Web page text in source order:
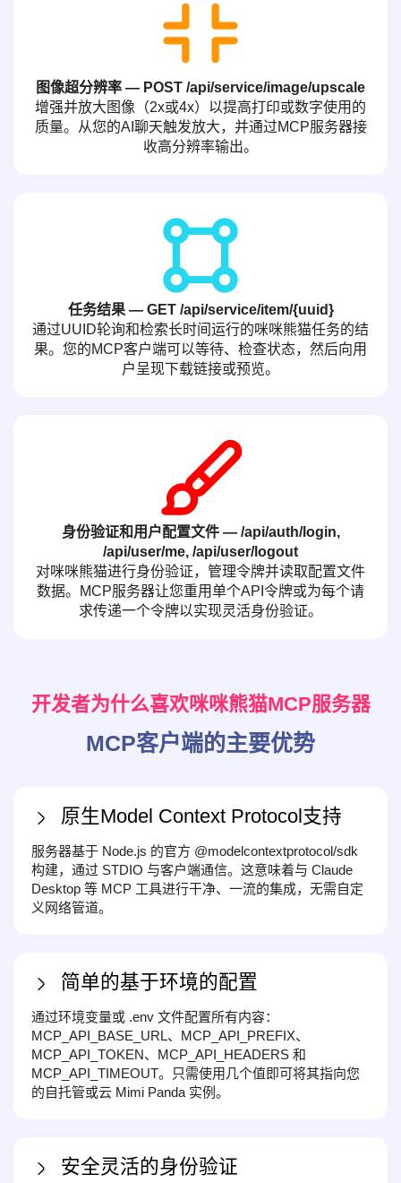
图像超分辨率 — POST /api/service/image/upscale
增强并放大图像（2x或4x）以提高打印或数字使用的
质量。从您的AI聊天触发放大，并通过MCP服务器接
收高分辨率输出。
任务结果 — GET /api/service/item/{uuid}
通过UUID轮询和检索长时间运行的咪咪熊猫任务的结
果。您的MCP客户端可以等待、检查状态，然后向用
户呈现下载链接或预览。
身份验证和用户配置文件 — /api/auth/login,
/api/user/me, /api/user/logout
对咪咪熊猫进行身份验证，管理令牌并读取配置文件
数据。MCP服务器让您重用单个API令牌或为每个请
求传递一个令牌以实现灵活身份验证。
开发者为什么喜欢咪咪熊猫MCP服务器
MCP客户端的主要优势
原生Model Context Protocol支持
服务器基于 Node.js 的官方 @modelcontextprotocol/sdk
构建，通过 STDIO 与客户端通信。这意味着与 Claude
Desktop 等 MCP 工具进行干净、一流的集成，无需自定
义网络管道。
简单的基于环境的配置
通过环境变量或 .env 文件配置所有内容：
MCP_API_BASE_URL、MCP_API_PREFIX、
MCP_API_TOKEN、MCP_API_HEADERS 和
MCP_API_TIMEOUT。只需使用几个值即可将其指向您
的自托管或云 Mimi Panda 实例。
安全灵活的身份验证